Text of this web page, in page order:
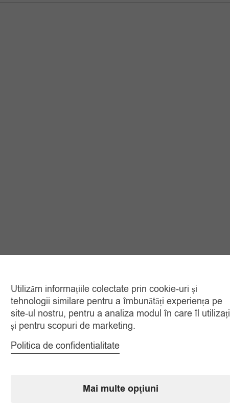
Utilizăm informațiile colectate prin cookie-uri și
tehnologii similare pentru a îmbunătăți experiența pe
site-ul nostru, pentru a analiza modul în care îl utilizați
și pentru scopuri de marketing.
Politica de confidentialitate
Mai multe opțiuni